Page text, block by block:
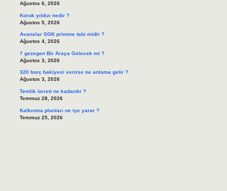
Ağustos 6, 2026
Koruk yıldızı nedir ?
Ağustos 5, 2026
Avanslar SGK primine tabi midir ?
Ağustos 4, 2026
7 gezegen Bir Araya Gelecek mi ?
Ağustos 3, 2026
320 borç bakiyesi verirse ne anlama gelir ?
Ağustos 3, 2026
Temlik ücreti ne kadardır ?
Temmuz 28, 2026
Kalkınma planları ne işe yarar ?
Temmuz 25, 2026